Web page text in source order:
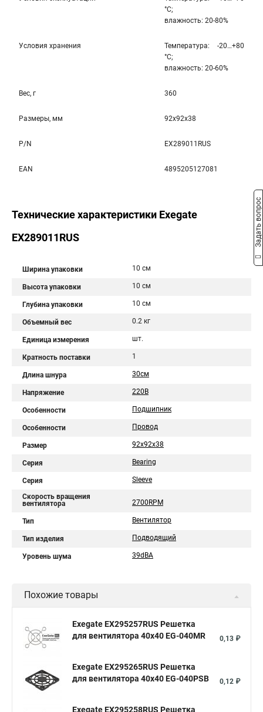
°С;
влажность: 20-80%
Условия хранения
Температура: -20…+80
°С;
влажность: 20-60%
Вес, г 360
Размеры, мм 92x92x38
P/N EX289011RUS
EAN 4895205127081
Технические характеристики Exegate
EX289011RUS
Ширина упаковки 10 см
Высота упаковки 10 см
Глубина упаковки 10 см
Объемный вес 0.2 кг
Единица измерения шт.
Кратность поставки 1
Длина шнура 30см
Напряжение 220В
Особенности Подшипник
Особенности Провод
Размер 92x92x38
Серия Bearing
Серия Sleeve
Скорость вращения
вентилятора
2700RPM
Тип Вентилятор
Тип изделия Подводящий
Уровень шума 39dBA
Похожие товары
Exegate EX295257RUS Решетка
для вентилятора 40x40 EG-040MR
0,13 ₽
Exegate EX295265RUS Решетка
для вентилятора 40x40 EG-040PSB
0,12 ₽
Exegate EX295258RUS Решетка
Задать вопрос